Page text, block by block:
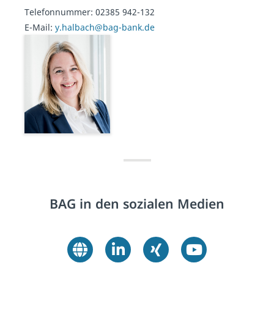
Telefonnummer: 02385 942-132
E-Mail: y.halbach@bag-bank.de
BAG in den sozialen Medien